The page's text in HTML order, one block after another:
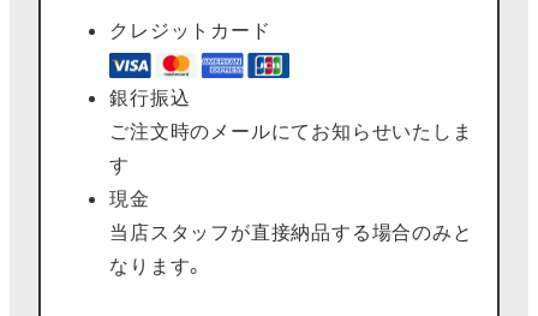
クレジットカード
銀行振込
ご注文時のメールにてお知らせいたしま
す
現金
当店スタッフが直接納品する場合のみと
なります。